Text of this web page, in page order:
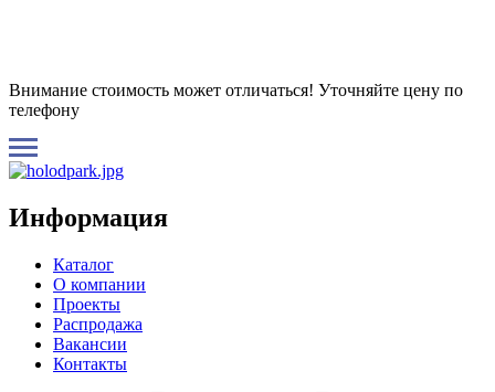
Внимание стоимость может отличаться! Уточняйте цену по
телефону
Информация
Каталог
О компании
Проекты
Распродажа
Вакансии
Контакты